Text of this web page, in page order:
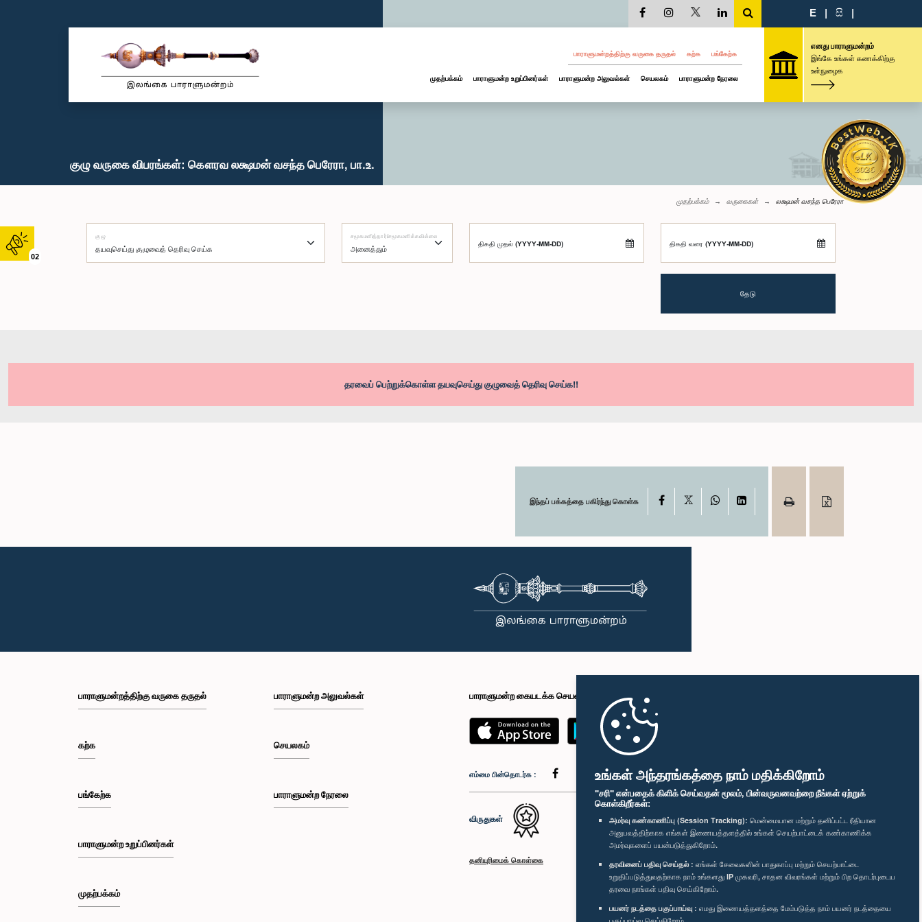
உங்கள் அந்தரங்கத்தை நாம் மதிக்கிறோம்
"சரி" என்பதைக் கிளிக் செய்வதன் மூலம், பின்வருவனவற்றை நீங்கள் ஏற்றுக்
கொள்கிறீர்கள்:
அமர்வு கண்காணிப்பு (Session Tracking): மென்மையான மற்றும் தனிப்பட்ட ரீதியான
அனுபவத்திற்காக எங்கள் இணையத்தளத்தில் உங்கள் செயற்பாட்டைக் கண்காணிக்க
அமர்வுகளைப் பயன்படுத்துகிறோம்.
தரவினைப் பதிவு செய்தல் : எங்கள் சேவைகளின் பாதுகாப்பு மற்றும் செயற்பாட்டை
உறுதிப்படுத்துவதற்காக நாம் உங்களது IP முகவரி, சாதன விவரங்கள் மற்றும் பிற தொடர்புடைய
தரவை நாங்கள் பதிவு செய்கிறோம்.
பயனர் நடத்தை பகுப்பாய்வு : எமது இணையத்தளத்தை மேம்படுத்த நாம் பயனர் நடத்தையை
02
E | සි |
பாராளுமன்றத்திற்கு வருகை தருதல் கற்க பங்கேற்க
முதற்பக்கம் பாராளுமன்ற உறுப்பினர்கள் பாராளுமன்ற அலுவல்கள் செயலகம் பாராளுமன்ற நேரலை
எனது பாராளுமன்றம்
இங்கே உங்கள் கணக்கிற்கு
உள்நுழைக
குழு வருகை விபரங்கள்: கௌரவ லக்ஷமன் வசந்த பெரேரா, பா.உ.
முதற்பக்கம் வருகைகள் லக்ஷமன் வசந்த பெரேரா
குழு சமூகமளித்தார்/சமூகமளிக்கவில்லை
திகதி முதல் (YYYY-MM-DD) திகதி வரை (YYYY-MM-DD)
தேடு
தரவைப் பெற்றுக்கொள்ள தயவுசெய்து குழுவைத் தெரிவு செய்க!!
இந்தப் பக்கத்தை பகிர்ந்து கொள்க Facebook WhatsAppLinkedIn
பாராளுமன்றத்திற்கு வருகை தருதல்
கற்க
பங்கேற்க
பாராளுமன்ற உறுப்பினர்கள்
முதற்பக்கம்
பாராளுமன்ற அலுவல்கள்
செயலகம்
பாராளுமன்ற நேரலை
பாராளுமன்ற கையடக்க செயலி
எம்மை பின்தொடர்க :
விருதுகள்
தனியுரிமைக் கொள்கை